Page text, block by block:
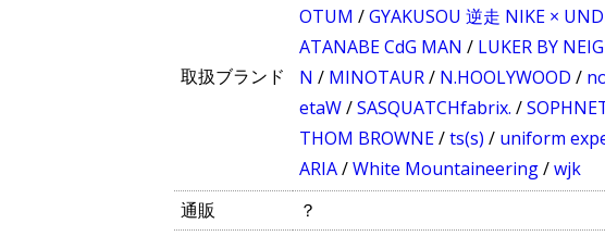
取扱ブランド
OTUM /GYAKUSOU 逆走 NIKE ×
ATANABE CdG MAN / LUKER BY
N / MINOTAUR/ N.HOOLYWOOD /
etaW/SASQUATCHfabrix. /
THOM BROWNE/ts(s) / uniform
ARIA/White Mountaineering/wjk
通販
？